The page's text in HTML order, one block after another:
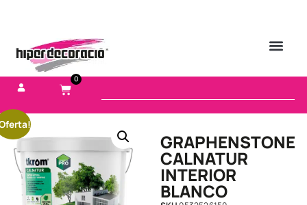
0
GRAPHENSTONE
CALNATUR
INTERIOR
BLANCO